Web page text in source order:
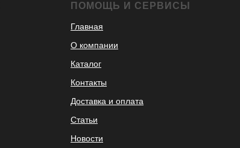
ПОМОЩЬ И СЕРВИСЫ
Главная
О компании
Каталог
Контакты
Доставка и оплата
Статьи
Новости